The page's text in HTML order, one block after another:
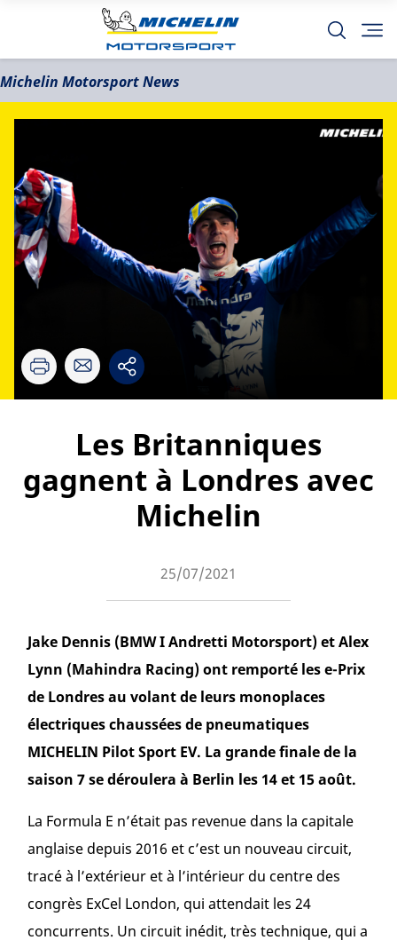
Michelin Motorsport News
Les Britanniques
gagnent à Londres avec
Michelin
25/07/2021
Jake Dennis (BMW I Andretti Motorsport) et Alex
Lynn (Mahindra Racing) ont remporté les e-Prix
de Londres au volant de leurs monoplaces
électriques chaussées de pneumatiques
MICHELIN Pilot Sport EV. La grande finale de la
saison 7 se déroulera à Berlin les 14 et 15 août.
La Formula E n’était pas revenue dans la capitale
anglaise depuis 2016 et c’est un nouveau circuit,
tracé à l’extérieur et à l’intérieur du centre des
congrès ExCel London, qui attendait les 24
concurrents. Un circuit inédit, très technique, qui a